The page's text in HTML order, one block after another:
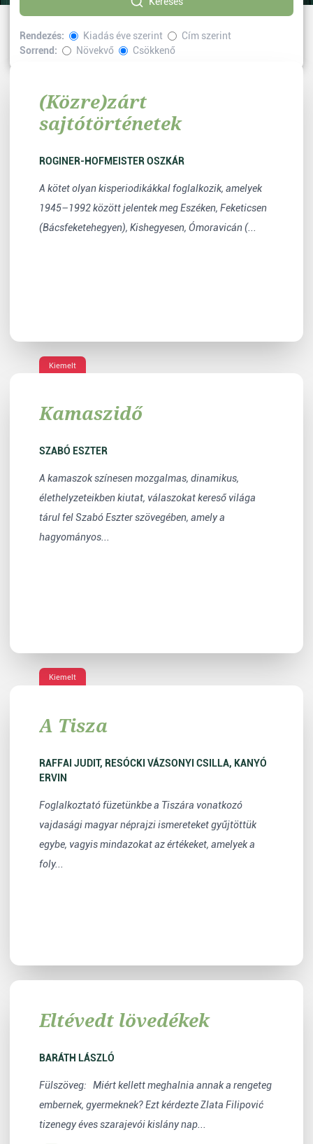
Rendezés: Kiadás éve szerint
Cím szerint
Sorrend:
Növekvő Csökkenő
Kiemelt
(Közre)zárt
sajtótörténetek
ROGINER-HOFMEISTER OSZKÁR
A kötet olyan kisperiodikákkal foglalkozik, amelyek
1945–1992 között jelentek meg Eszéken, Feketicsen
(Bácsfeketehegyen), Kishegyesen, Ómoravicán (...
Kiemelt
Kamaszidő
SZABÓ ESZTER
A kamaszok színesen mozgalmas, dinamikus,
élethelyzeteikben kiutat, válaszokat kereső világa
tárul fel Szabó Eszter szövegében, amely a
hagyományos...
Kiemelt
A Tisza
RAFFAI JUDIT, RESÓCKI VÁZSONYI CSILLA, KANYÓ
ERVIN
Foglalkoztató füzetünkbe a Tiszára vonatkozó
vajdasági magyar néprajzi ismereteket gyűjtöttük
egybe, vagyis mindazokat az értékeket, amelyek a
foly...
Eltévedt lövedékek
BARÁTH LÁSZLÓ
Fülszöveg: Miért kellett meghalnia annak a rengeteg
embernek, gyermeknek? Ezt kérdezte Zlata Filipović
tizenegy éves szarajevói kislány nap...